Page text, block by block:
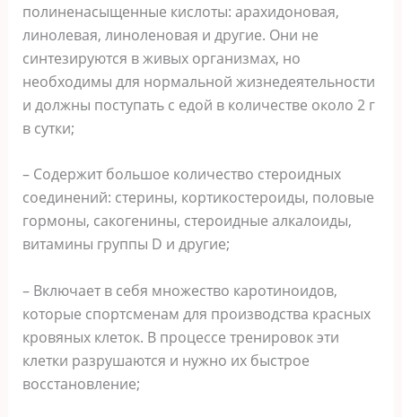
полиненасыщенные кислоты: арахидоновая,
линолевая, линоленовая и другие. Они не
синтезируются в живых организмах, но
необходимы для нормальной жизнедеятельности
и должны поступать с едой в количестве около 2 г
в сутки;
– Содержит большое количество стероидных
соединений: стерины, кортикостероиды, половые
гормоны, сакогенины, стероидные алкалоиды,
витамины группы D и другие;
– Включает в себя множество каротиноидов,
которые спортсменам для производства красных
кровяных клеток. В процессе тренировок эти
клетки разрушаются и нужно их быстрое
восстановление;